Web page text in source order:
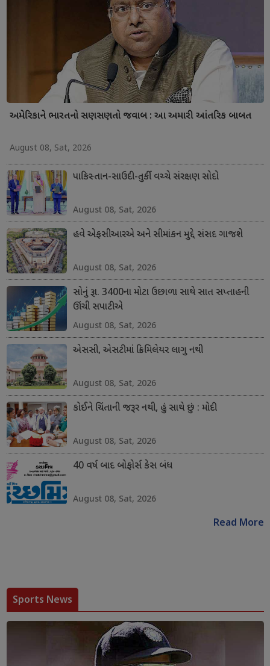
અમેરિકાને ભારતનો સણસણતો જવાબ : આ અમારી આંતરિક બાબત
August 08, Sat, 2026
પાકિસ્તાન-સાઉદી-તુર્કી વચ્ચે સંરક્ષણ સોદો
August 08, Sat, 2026
હવે એફસીઆરએ અને સીમાંકન મુદ્દે સંસદ ગાજશે
August 08, Sat, 2026
સોનું રૂા. 3400ના મોટા ઉછાળા સાથે સાત સપ્તાહની
ઊંચી સપાટીએ
August 08, Sat, 2026
એસસી, એસટીમાં ક્રિમિલેયર લાગુ નથી
August 08, Sat, 2026
કોઈને ચિંતાની જરૂર નથી, હું સાથે છું : મોદી
August 08, Sat, 2026
40 વર્ષ બાદ બોફોર્સ કેસ બંધ
August 08, Sat, 2026
Read More
Sports News